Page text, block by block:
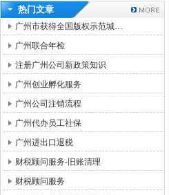
热门文章
广州市获得全国版权示范城…
广州联合年检
注册广州公司新政策知识
广州创业孵化服务
广州公司注销流程
广州代办员工社保
广州进出口退税
财税顾问服务-旧账清理
财税顾问服务